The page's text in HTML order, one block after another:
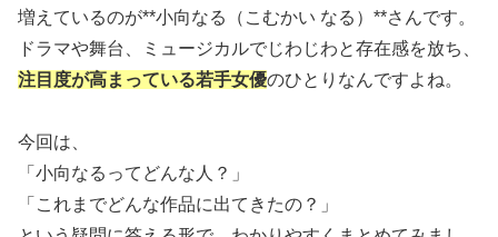
増えているのが**小向なる（こむかい なる）**さんです。
ドラマや舞台、ミュージカルでじわじわと存在感を放ち、
注目度が高まっている若手女優のひとりなんですよね。
今回は、
「小向なるってどんな人？」
「これまでどんな作品に出てきたの？」